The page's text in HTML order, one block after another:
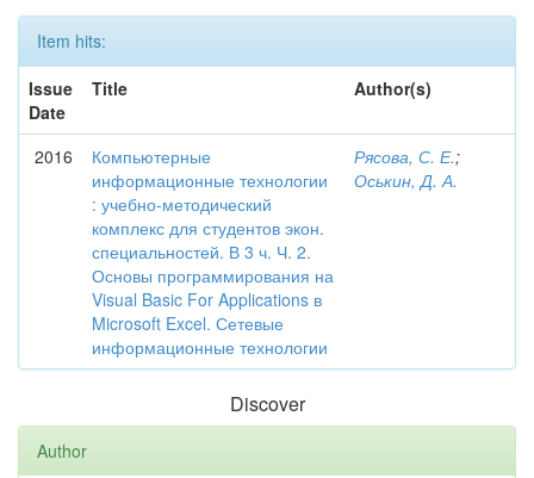
Item hits:
Issue
Date
Title Author(s)
2016
Компьютерные
информационные технологии
: учебно-методический
комплекс для студентов экон.
специальностей. В 3 ч. Ч. 2.
Основы программирования на
Visual Basic For Applications в
Microsoft Excel. Сетевые
информационные технологии
Рясова, С. Е.;
Оськин, Д. А.
Discover
Author